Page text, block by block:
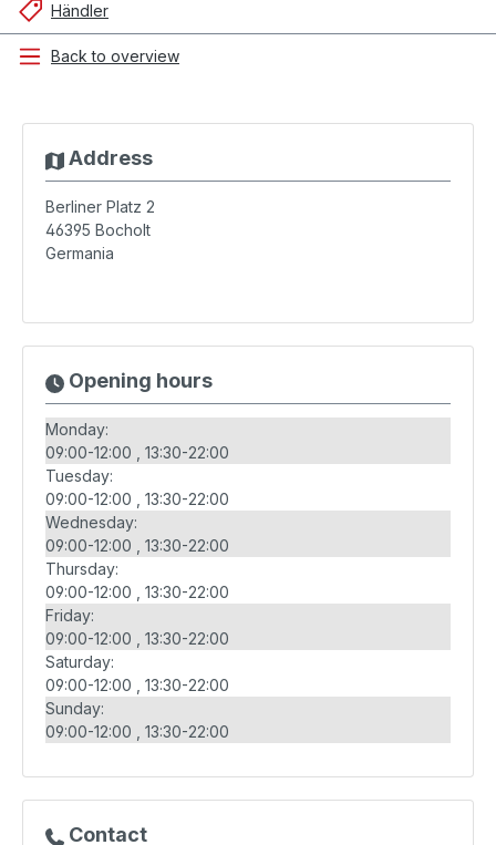
Händler
Back to overview
Address
Berliner Platz 2
46395 Bocholt
Germania
Opening hours
Monday:
09:00-12:00
13:30-22:00
Tuesday:
09:00-12:00
13:30-22:00
Wednesday:
09:00-12:00
13:30-22:00
Thursday:
09:00-12:00
13:30-22:00
Friday:
09:00-12:00
13:30-22:00
Saturday:
09:00-12:00
13:30-22:00
Sunday:
09:00-12:00
13:30-22:00
Contact